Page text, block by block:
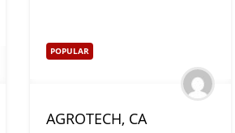
POPULAR
AGROTECH, CA